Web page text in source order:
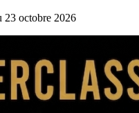
23 octobre 2026